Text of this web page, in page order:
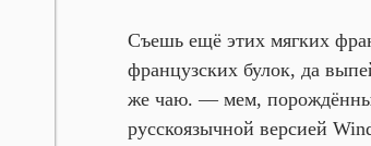
Съешь ещё этих мягких
французских булок, да
же чаю. — мем,
русскоязычной версией